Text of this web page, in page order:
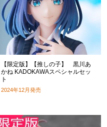
【限定版】【推しの子】 黒川あ
かね KADOKAWAスペシャルセッ
ト
2024年12月発売